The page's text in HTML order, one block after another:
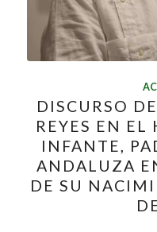
DISCURSO
REYES EN EL
INFANTE,
ANDALUZA
DE SU